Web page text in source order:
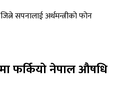
फर्कियो नेपाल औषधि